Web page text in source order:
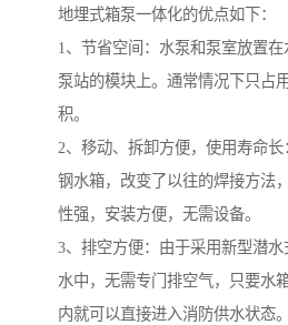
地埋式箱泵一体化的优点如下：
1、节省空间：水泵和泵室放置
泵站的模块上。通常情况下只占
积。
2、移动、拆卸方便，使用寿命
钢水箱，改变了以往的焊接方法
性强，安装方便，无需设备。
3、排空方便：由于采用新型潜
水中，无需专门排空气，只要水
内就可以直接进入消防供水状态。